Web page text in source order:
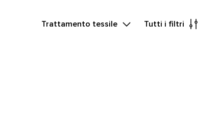
Trattamento tessile Tutti i filtri